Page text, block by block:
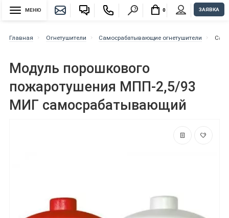
МЕНЮ 0 ЗАЯВКА
Главная Огнетушители Самосрабатывающие огнетушители
Модуль порошкового
пожаротушения МПП-2,5/93
МИГ самосрабатывающий